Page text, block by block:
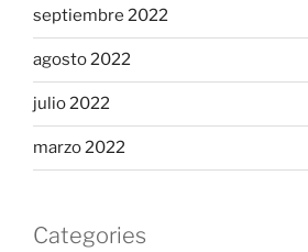
septiembre 2022
agosto 2022
julio 2022
marzo 2022
Categories